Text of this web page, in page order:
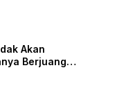
Akan
Berjuang